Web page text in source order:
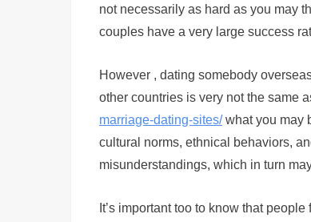
not necessarily as hard as you may
couples have a very large success
However , dating somebody
other countries is very not the same
marriage-dating-sites/what you may
cultural norms, ethnical behaviors,
misunderstandings, which in turn
It’s important too to know that